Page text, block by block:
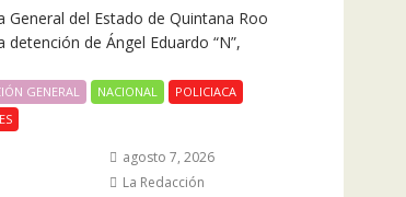
General del Estado de Quintana Roo
detención de Ángel Eduardo “N”,
GENERAL NACIONAL
POLICIACA
agosto 7, 2026
La Redacción